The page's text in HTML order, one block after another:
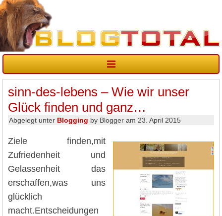
sinn-des-lebens – Wie wir unser
Glück finden und ganz…
Abgelegt unter Blogging by Blogger am 23. April 2015
Ziele finden,mit
Zufriedenheit und
Gelassenheit das
erschaffen,was uns
glücklich
macht.Entscheidungen